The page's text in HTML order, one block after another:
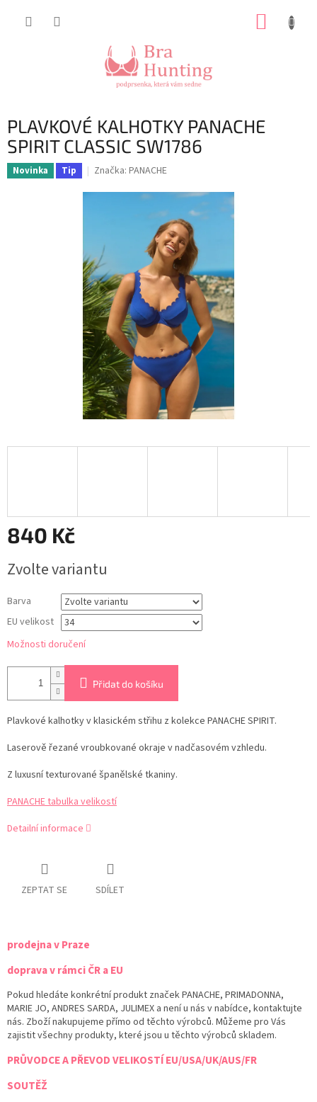
PLAVKOVÉ KALHOTKY PANACHE
SPIRIT CLASSIC SW1786
Novinka Tip Značka: PANACHE
840 Kč
cena:
Zvolte variantu
Barva
EU velikost
Možnosti doručení
Přidat do košíku
Plavkové kalhotky v klasickém střihu z kolekce PANACHE SPIRIT.
Laserově řezané vroubkované okraje v nadčasovém vzhledu.
Z luxusní texturované španělské tkaniny.
PANACHE tabulka velikostí
Detailní informace
ZEPTAT SE SDÍLET
prodejna v Praze
doprava v rámci ČR a EU
Pokud hledáte konkrétní produkt značek PANACHE, PRIMADONNA,
MARIE JO, ANDRES SARDA, JULIMEX a není u nás v nabídce, kontaktujte
nás. Zboží nakupujeme přímo od těchto výrobců. Můžeme pro Vás
zajistit všechny produkty, které jsou u těchto výrobců skladem.
PRŮVODCE A PŘEVOD VELIKOSTÍ EU/USA/UK/AUS/FR
SOUTĚŽ